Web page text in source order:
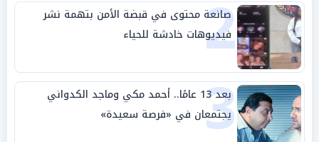
2
صانعة محتوى في قبضة الأمن بتهمة نشر
فيديوهات خادشة للحياء
3 بعد 13 عامًا.. أحمد مكي وماجد الكدواني
يجتمعان في «فرصة سعيدة»